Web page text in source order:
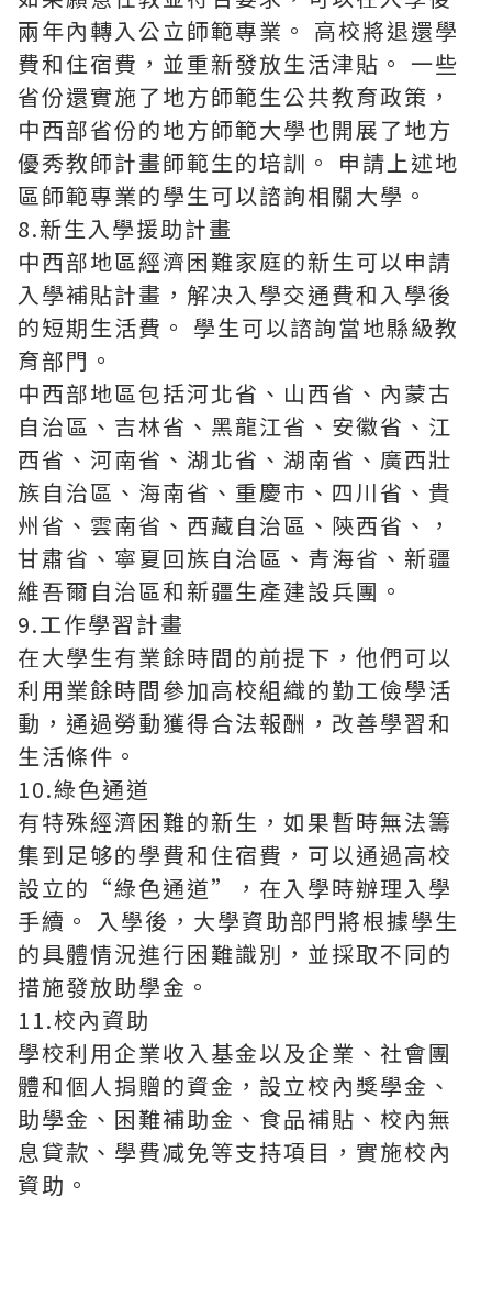
兩年內轉入公立師範專業。 高校將退還學
費和住宿費，並重新發放生活津貼。 一些
省份還實施了地方師範生公共教育政策，
中西部省份的地方師範大學也開展了地方
優秀教師計畫師範生的培訓。 申請上述地
區師範專業的學生可以諮詢相關大學。
8.新生入學援助計畫
中西部地區經濟困難家庭的新生可以申請
入學補貼計畫，解决入學交通費和入學後
的短期生活費。 學生可以諮詢當地縣級教
育部門。
中西部地區包括河北省、山西省、內蒙古
自治區、吉林省、黑龍江省、安徽省、江
西省、河南省、湖北省、湖南省、廣西壯
族自治區、海南省、重慶市、四川省、貴
州省、雲南省、西藏自治區、陝西省、，
甘肅省、寧夏回族自治區、青海省、新疆
維吾爾自治區和新疆生產建設兵團。
9.工作學習計畫
在大學生有業餘時間的前提下，他們可以
利用業餘時間參加高校組織的勤工儉學活
動，通過勞動獲得合法報酬，改善學習和
生活條件。
10.綠色通道
有特殊經濟困難的新生，如果暫時無法籌
集到足够的學費和住宿費，可以通過高校
設立的“綠色通道”，在入學時辦理入學
手續。 入學後，大學資助部門將根據學生
的具體情況進行困難識別，並採取不同的
措施發放助學金。
11.校內資助
學校利用企業收入基金以及企業、社會團
體和個人捐贈的資金，設立校內獎學金、
助學金、困難補助金、食品補貼、校內無
息貸款、學費减免等支持項目，實施校內
資助。